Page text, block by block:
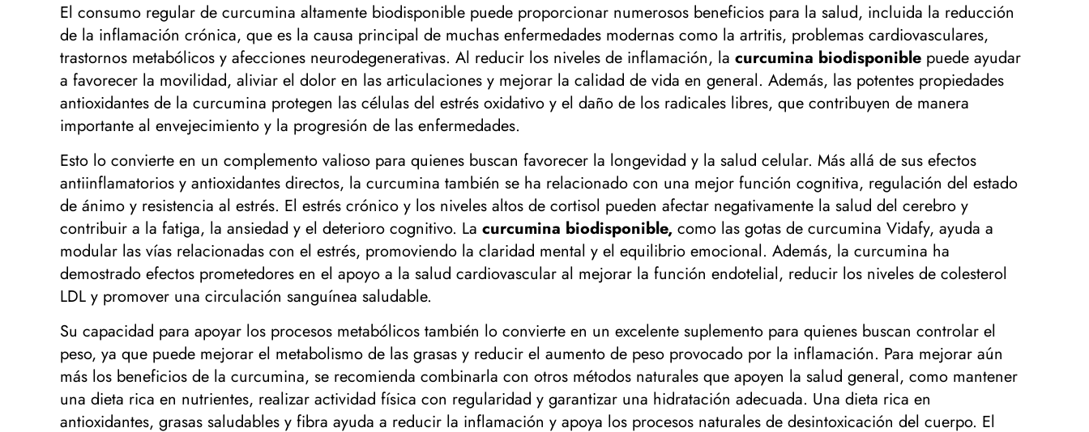
El consumo regular de curcumina altamente biodisponible puede proporcionar numerosos beneficios para la salud, incluida la reducción
de la inflamación crónica, que es la causa principal de muchas enfermedades modernas como la artritis, problemas cardiovasculares,
trastornos metabólicos y afecciones neurodegenerativas. Al reducir los niveles de inflamación, lacurcumina biodisponible puede ayudar
a favorecer la movilidad, aliviar el dolor en las articulaciones y mejorar la calidad de vida en general. Además, las potentes propiedades
antioxidantes de la curcumina protegen las células del estrés oxidativo y el daño de los radicales libres, que contribuyen de manera
importante al envejecimiento y la progresión de las enfermedades.
Esto lo convierte en un complemento valioso para quienes buscan favorecer la longevidad y la salud celular. Más allá de sus efectos
antiinflamatorios y antioxidantes directos, la curcumina también se ha relacionado con una mejor función cognitiva, regulación del estado
de ánimo y resistencia al estrés. El estrés crónico y los niveles altos de cortisol pueden afectar negativamente la salud del cerebro y
contribuir a la fatiga, la ansiedad y el deterioro cognitivo. Lacurcumina biodisponible, como las gotas de curcumina Vidafy, ayuda a
modular las vías relacionadas con el estrés, promoviendo la claridad mental y el equilibrio emocional. Además, la curcumina ha
demostrado efectos prometedores en el apoyo a la salud cardiovascular al mejorar la función endotelial, reducir los niveles de colesterol
LDL y promover una circulación sanguínea saludable.
Su capacidad para apoyar los procesos metabólicos también lo convierte en un excelente suplemento para quienes buscan controlar el
peso, ya que puede mejorar el metabolismo de las grasas y reducir el aumento de peso provocado por la inflamación. Para mejorar aún
más los beneficios de la curcumina, se recomienda combinarla con otros métodos naturales que apoyen la salud general, como mantener
una dieta rica en nutrientes, realizar actividad física con regularidad y garantizar una hidratación adecuada. Una dieta rica en
antioxidantes, grasas saludables y fibra ayuda a reducir la inflamación y apoya los procesos naturales de desintoxicación del cuerpo. El